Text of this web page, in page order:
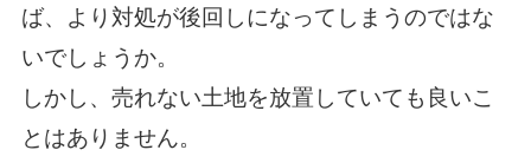
ば、より対処が後回しになってしまうのではな
いでしょうか。
しかし、売れない土地を放置していても良いこ
とはありません。